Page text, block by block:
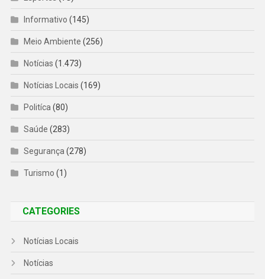
Informativo (145)
Meio Ambiente (256)
Notícias (1.473)
Notícias Locais (169)
Politíca(80)
Saúde (283)
Segurança(278)
Turismo (1)
CATEGORIES
Notícias Locais
Notícias